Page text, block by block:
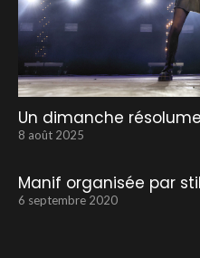
Un dimanche
8 août 2025
Manif organisée par
6 septembre 2020